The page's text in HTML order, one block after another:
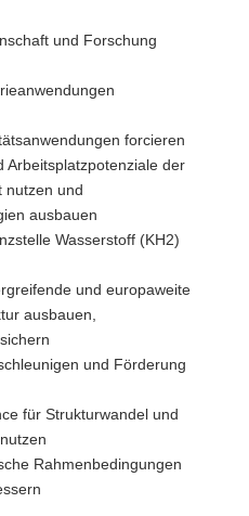
und Forschung
forcieren
Arbeitsplatzpotenziale der
nutzen und
ausbauen
Wasserstoff (KH2)
und europaweite
ausbauen,
und Förderung
für Strukturwandel und
Rahmenbedingungen